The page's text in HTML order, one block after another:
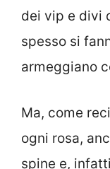
dei vip e divi
spesso si
armeggiano
Ma, come
ogni rosa,
spine e,